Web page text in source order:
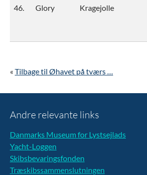
46. Glory Kragejolle
« Tilbage til Øhavet på tværs …
Andre relevante links
Danmarks Museum for Lystsejlads
Yacht-Loggen
Skibsbevaringsfonden
Træskibssammenslutningen